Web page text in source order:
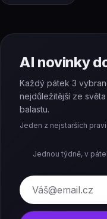
AI novinky
Každý pátek 3
nejdůležitější ze
balastu.
Jeden z nejstarších
Jednou týdně, v
E-mail